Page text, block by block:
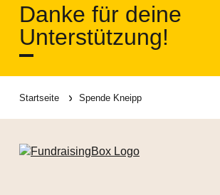
Danke für deine
Unterstützung!
Startseite Spende Kneipp